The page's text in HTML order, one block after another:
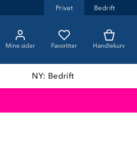
Privat Bedrift
Mine sider Favoritter Handlekurv
NY: Bedrift